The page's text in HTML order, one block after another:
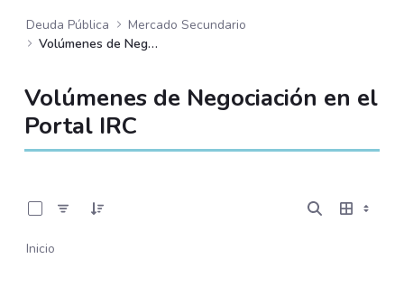
Deuda Pública
Mercado Secundario
Volúmenes de Negociación
Volúmenes de Negociación en el
Portal IRC
Inicio